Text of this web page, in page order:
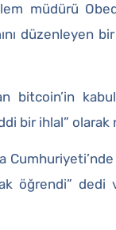
müdürü
düzenleyen
bitcoin’in
bir ihlal”
öğrendi” dedi